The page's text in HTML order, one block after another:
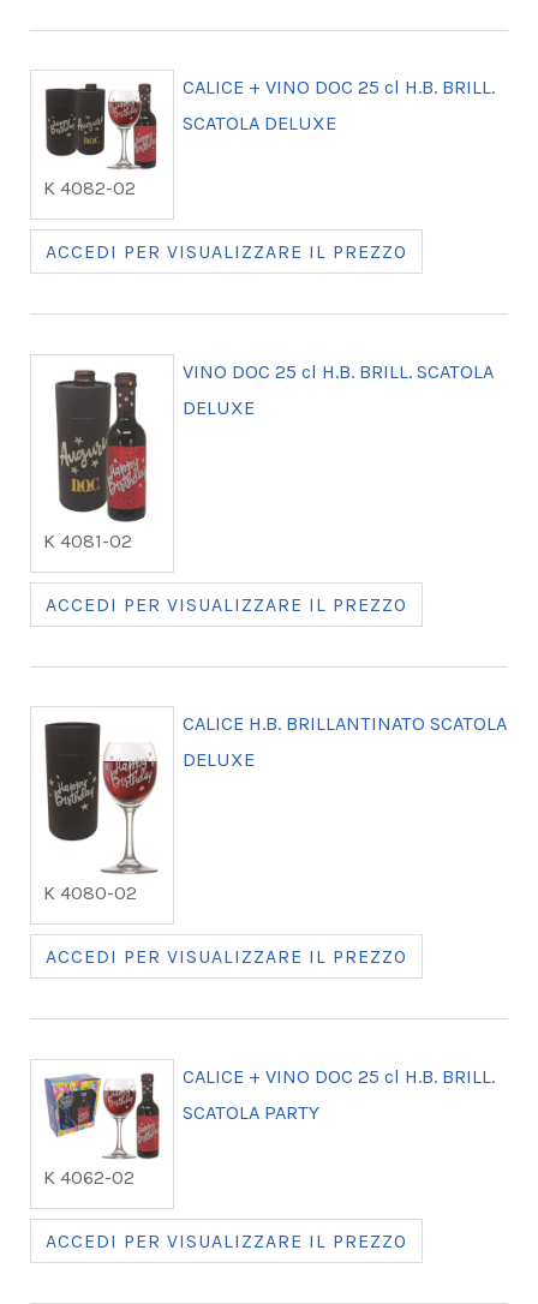
K 4082-02
CALICE + VINO DOC 25 cl H.B. BRILL.
SCATOLA DELUXE
ACCEDI PER VISUALIZZARE IL PREZZO
K 4081-02
VINO DOC 25 cl H.B. BRILL. SCATOLA
DELUXE
ACCEDI PER VISUALIZZARE IL PREZZO
K 4080-02
CALICE H.B. BRILLANTINATO SCATOLA
DELUXE
ACCEDI PER VISUALIZZARE IL PREZZO
K 4062-02
CALICE + VINO DOC 25 cl H.B. BRILL.
SCATOLA PARTY
ACCEDI PER VISUALIZZARE IL PREZZO